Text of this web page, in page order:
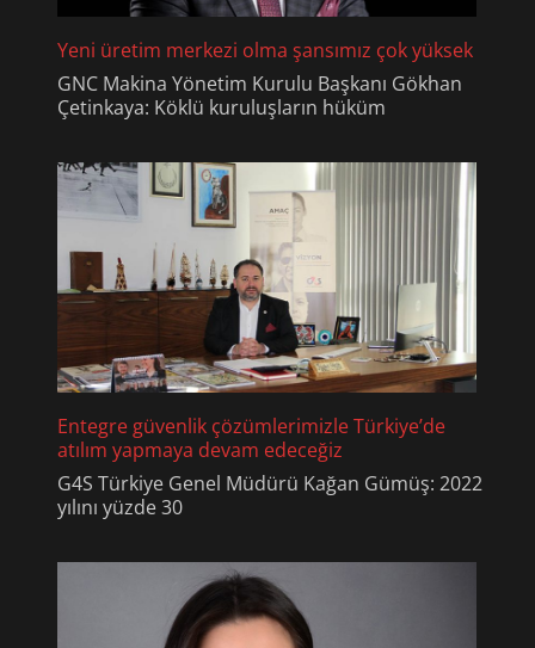
Yeni üretim merkezi olma şansımız çok yüksek
GNC Makina Yönetim Kurulu Başkanı Gökhan
Çetinkaya: Köklü kuruluşların hüküm
Entegre güvenlik çözümlerimizle Türkiye’de
atılım yapmaya devam edeceğiz
G4S Türkiye Genel Müdürü Kağan Gümüş: 2022
yılını yüzde 30